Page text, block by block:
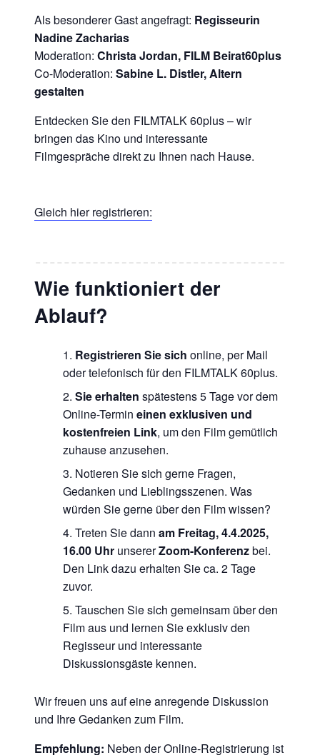
Als besonderer Gast angefragt: Regisseurin
Nadine Zacharias
Moderation: Christa Jordan, FILM Beirat60plus
Co-Moderation: Sabine L. Distler, Altern
gestalten
Entdecken Sie den FILMTALK 60plus – wir
bringen das Kino und interessante
Filmgespräche direkt zu Ihnen nach Hause.
Gleich hier registrieren:
Wie funktioniert der
Ablauf?
Registrieren Sie sich online, per Mail
oder telefonisch für den FILMTALK 60plus.
Sie erhalten spätestens 5 Tage vor dem
Online-Termin einen exklusiven und
kostenfreien Link, um den Film gemütlich
zuhause anzusehen.
Notieren Sie sich gerne Fragen,
Gedanken und Lieblingsszenen. Was
würden Sie gerne über den Film wissen?
Treten Sie dann am Freitag, 4.4.2025,
16.00 Uhr unsererZoom-Konferenzbei.
Den Link dazu erhalten Sie ca. 2 Tage
zuvor.
Tauschen Sie sich gemeinsam über den
Film aus und lernen Sie exklusiv den
Regisseur und interessante
Diskussionsgäste kennen.
Wir freuen uns auf eine anregende Diskussion
und Ihre Gedanken zum Film.
Empfehlung: Neben der Online-Registrierung ist